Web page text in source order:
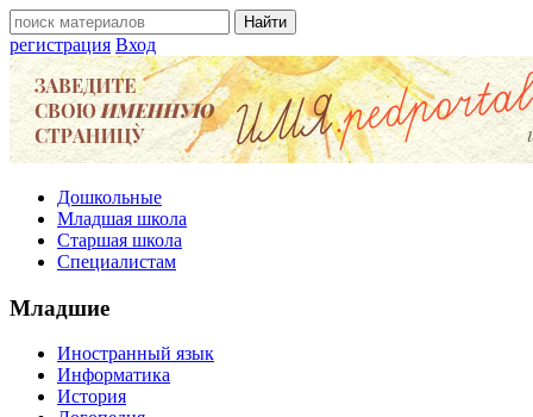
регистрация Вход
Дошкольные
Младшая школа
Старшая школа
Специалистам
Младшие
Иностранный язык
Информатика
История